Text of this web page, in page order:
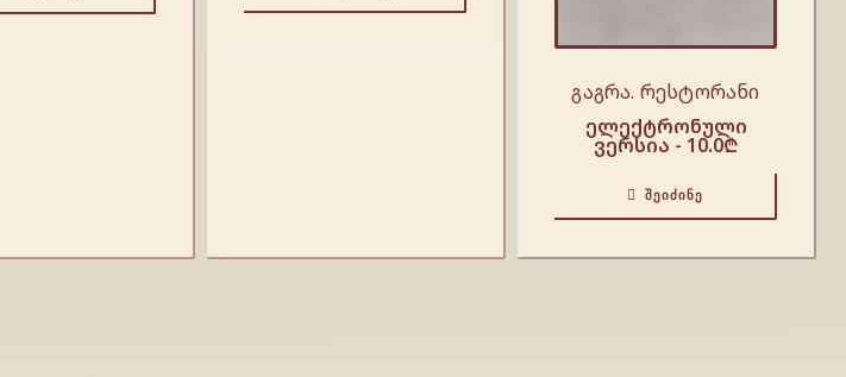
გაგრა. რესტორანი
ელექტრონული
ვერსია - 10.0₾
ᲨᲔᲘᲫᲘᲜᲔ